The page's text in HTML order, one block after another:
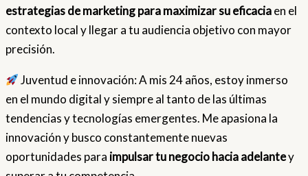
estrategias de marketing para maximizar su eficaciaen el
contexto local y llegar a tu audiencia objetivo con mayor
precisión.
Juventud e innovación: A mis 24 años, estoy inmerso
en el mundo digital y siempre al tanto de las últimas
tendencias y tecnologías emergentes. Me apasiona la
innovación y busco constantemente nuevas
oportunidades para impulsar tu negocio hacia adelantey